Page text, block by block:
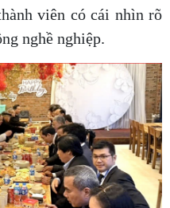
viên có cái nhìn rõ
nghề nghiệp.